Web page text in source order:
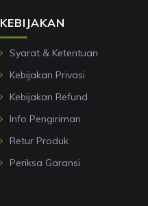
KEBIJAKAN
Syarat & Ketentuan
Kebijakan Privasi
Kebijakan Refund
Info Pengiriman
Retur Produk
Periksa Garansi